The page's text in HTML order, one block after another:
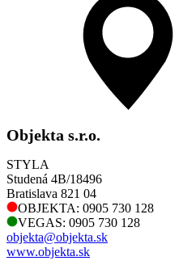
Objekta s.r.o.
STYLA
Studená 4B/18496
Bratislava 821 04
OBJEKTA: 0905 730 128
VEGAS: 0905 730 128
objekta@objekta.sk
www.objekta.sk